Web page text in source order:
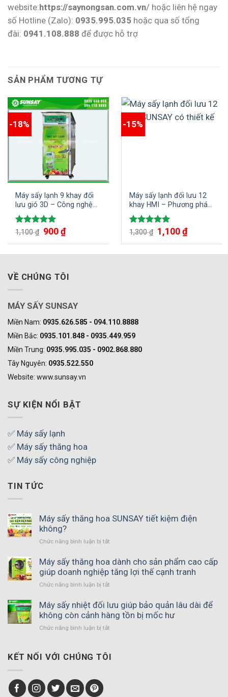
website:https://saynongsan.com.vn/ hoặc liên hệ ngay
số Hotline (Zalo): 0935.995.035 hoặc qua số tổng
đài: 0941.108.888 để được hỗ trợ
SẢN PHẨM TƯƠNG TỰ
-18%
Máy sấy lạnh 9 khay đối
lưu gió 3D – Công nghệ
sấy mới cho ra hiệu suất
vượt trội
Được xếp
1,100₫ 900₫
-15%
Máy sấy lạnh đối lưu 12
khay HMI – Phương pháp
bảo quản hiện đại, hiệu
quả
Được xếp
5.00
1,300₫ 1,100₫
VỀ CHÚNG TÔI
MÁY SẤY SUNSAY
Miền Nam: 0935.626.585 - 094.110.8888
Miền Bắc: 0935.101.848 - 0935.449.959
Miền Trung: 0935.995.035 - 0902.868.880
Tây Nguyên: 0935.522.550
Website: www.sunsay.vn
SỰ KIỆN NỔI BẬT
✅ Máy sấy lạnh
✅ Máy sấy thăng hoa
✅ Máy sấy công nghiệp
TIN TỨC
Máy sấy thăng hoa SUNSAY tiết kiệm điện
không?
Chức năng bình luận bị tắt
sấy
thăng
kiệm
điện
Máy sấy thăng hoa dành cho sản phẩm cao cấp
giúp doanh nghiệp tăng lợi thế cạnh tranh
Chức năng bình luận bị tắt
sấy
thăng
hoa
Máy sấy nhiệt đối lưu giúp bảo quản lâu dài để
không còn cảnh hàng tồn bị mốc hư
Chức năng bình luận bị tắt
nhiệt
KẾT NỐI VỚI CHÚNG TÔI